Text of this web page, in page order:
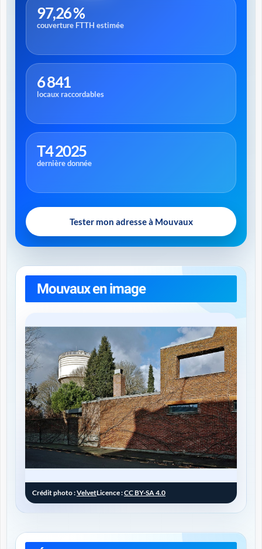
97,26 %
couverture FTTH estimée
6 841
locaux raccordables
T4 2025
dernière donnée
Tester mon adresse à Mouvaux
Mouvaux en image
Crédit photo :VelvetLicence :CC BY-SA 4.0